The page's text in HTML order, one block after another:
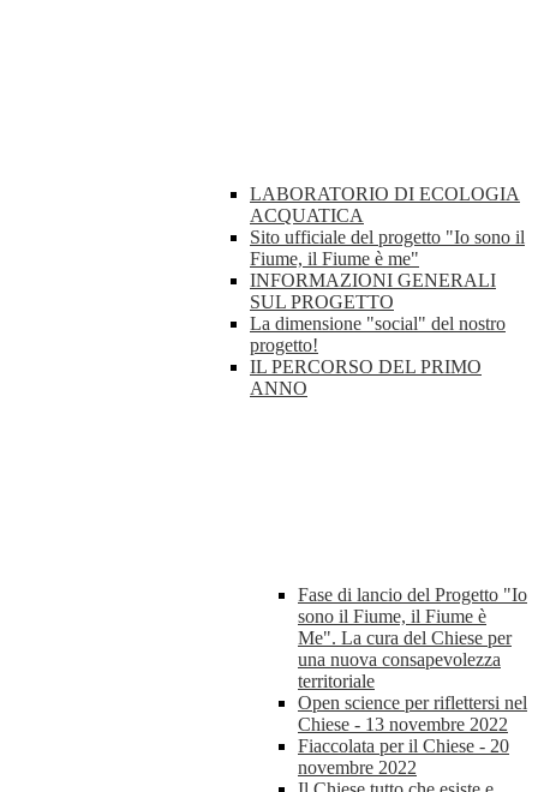
LABORATORIO DI ECOLOGIA
ACQUATICA
Sito ufficiale del progetto "Io sono il
Fiume, il Fiume è me"
INFORMAZIONI GENERALI
SUL PROGETTO
La dimensione "social" del nostro
progetto!
IL PERCORSO DEL PRIMO
ANNO
Fase di lancio del Progetto "Io
sono il Fiume, il Fiume è
Me". La cura del Chiese per
una nuova consapevolezza
territoriale
Open science per riflettersi nel
Chiese - 13 novembre 2022
Fiaccolata per il Chiese - 20
novembre 2022